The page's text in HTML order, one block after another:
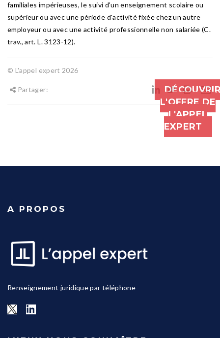
familiales impérieuses, le suivi d'un enseignement scolaire ou
supérieur ou avec une période d'activité fixée chez un autre
employeur ou avec une activité professionnelle non salariée (C.
trav., art. L. 3123-12).
© L'appel expert 2026
Partager:
L'OFFRE DE
L'APPEL
EXPERT
A PROPOS
Renseignement juridique par téléphone